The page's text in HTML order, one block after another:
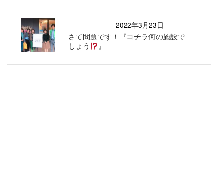
2022年3月23日
さて問題です！『コチラ何の施設で
しょう
』